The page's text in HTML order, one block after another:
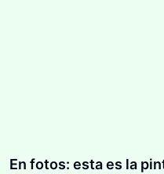
En fotos: esta es la